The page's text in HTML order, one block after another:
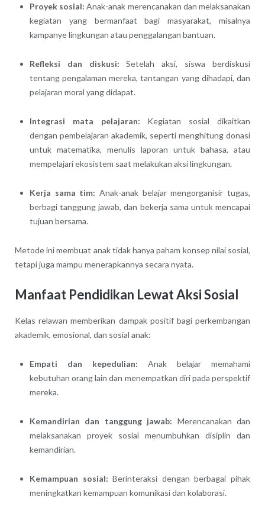
Proyek sosial: Anak-anak merencanakan dan melaksanakan
kegiatan yang bermanfaat bagi masyarakat, misalnya
kampanye lingkungan atau penggalangan bantuan.
Refleksi dan diskusi: Setelah aksi, siswa berdiskusi
tentang pengalaman mereka, tantangan yang dihadapi, dan
pelajaran moral yang didapat.
Integrasi mata pelajaran: Kegiatan sosial dikaitkan
dengan pembelajaran akademik, seperti menghitung donasi
untuk matematika, menulis laporan untuk bahasa, atau
mempelajari ekosistem saat melakukan aksi lingkungan.
Kerja sama tim: Anak-anak belajar mengorganisir tugas,
berbagi tanggung jawab, dan bekerja sama untuk mencapai
tujuan bersama.
Metode ini membuat anak tidak hanya paham konsep nilai sosial,
tetapi juga mampu menerapkannya secara nyata.
Manfaat Pendidikan Lewat Aksi Sosial
Kelas relawan memberikan dampak positif bagi perkembangan
akademik, emosional, dan sosial anak:
Empati dan kepedulian: Anak belajar memahami
kebutuhan orang lain dan menempatkan diri pada perspektif
mereka.
Kemandirian dan tanggung jawab: Merencanakan dan
melaksanakan proyek sosial menumbuhkan disiplin dan
kemandirian.
Kemampuan sosial: Berinteraksi dengan berbagai pihak
meningkatkan kemampuan komunikasi dan kolaborasi.